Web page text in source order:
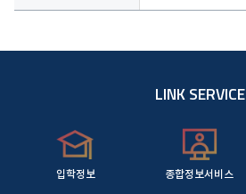
LINK SERVICE
입학정보 종합정보서비스